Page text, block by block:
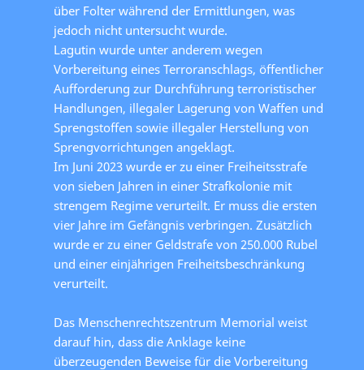
über Folter während der Ermittlungen, was
jedoch nicht untersucht wurde.
Lagutin wurde unter anderem wegen
Vorbereitung eines Terroranschlags, öffentlicher
Aufforderung zur Durchführung terroristischer
Handlungen, illegaler Lagerung von Waffen und
Sprengstoffen sowie illegaler Herstellung von
Sprengvorrichtungen angeklagt.
Im Juni 2023 wurde er zu einer Freiheitsstrafe
von sieben Jahren in einer Strafkolonie mit
strengem Regime verurteilt. Er muss die ersten
vier Jahre im Gefängnis verbringen. Zusätzlich
wurde er zu einer Geldstrafe von 250.000 Rubel
und einer einjährigen Freiheitsbeschränkung
verurteilt.
Das Menschenrechtszentrum Memorial weist
darauf hin, dass die Anklage keine
überzeugenden Beweise für die Vorbereitung